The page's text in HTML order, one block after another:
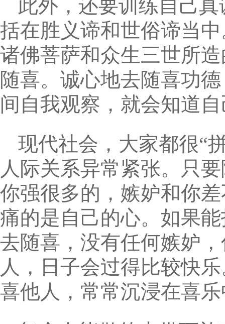
此外，还要训练自己
括在胜义谛和世俗谛当
诸佛菩萨和众生三世所
随喜。诚心地去随喜功
间自我观察，就会知道
现代社会，大家都很“
人际关系异常紧张。只
你强很多的，嫉妒和你
痛的是自己的心。如果
去随喜，没有任何嫉妒
人，日子会过得比较快
喜他人，常常沉浸在喜